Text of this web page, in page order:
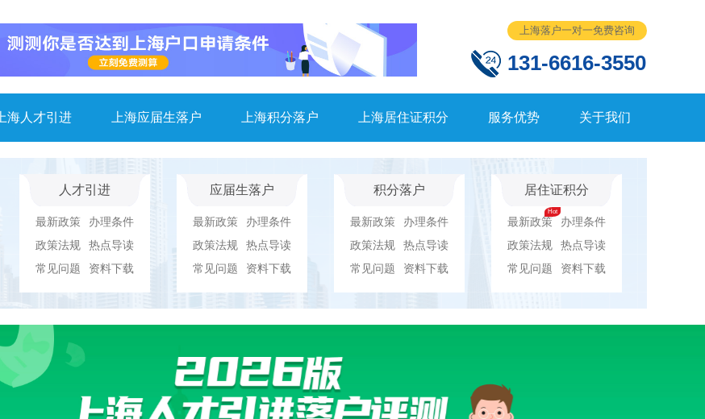
上海落户一对一免费咨询
131-6616-3550
上海人才引进 上海应届生落户 上海积分落户 上海居住证积分 服务优势 关于我们
人才引进
最新政策
办理条件
政策法规
热点导读
常见问题
资料下载
应届生落户
最新政策
办理条件
政策法规
热点导读
常见问题
资料下载
积分落户
最新政策
办理条件
政策法规
热点导读
常见问题
资料下载
居住证积分
最新政策
办理条件
政策法规
热点导读
常见问题
资料下载